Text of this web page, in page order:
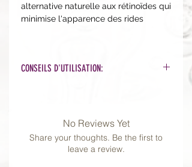
alternative naturelle aux rétinoïdes qui
minimise l'apparence des rides
CONSEILS D'UTILISATION:
l'ensemble du visage, du cou et du
décolleté et laissez agir.
Pour une application plus légère,
No Reviews Yet
Share your thoughts. Be the first to
leave a review.